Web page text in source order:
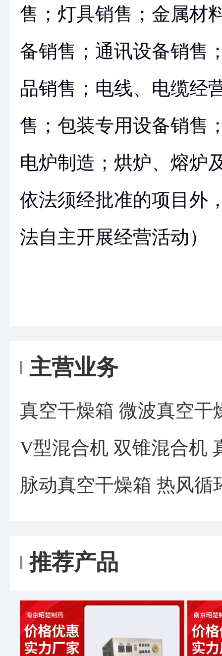
售；灯具销售；金属材
备销售；通讯设备销售
品销售；电线、电缆经
售；包装专用设备销售
电炉制造；烘炉、熔炉
依法须经批准的项目外
法自主开展经营活动）
主营业务
真空干燥箱 微波真空干
V型混合机 双锥混合机
脉动真空干燥箱 热风循
推荐产品